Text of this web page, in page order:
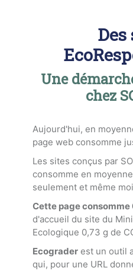
Des
Une
chez
Aujourd'hui, en
page web consomme
Les sites conçus par
consomme en
seulement et même
Cette page consomme
d'accueil du site du
Ecologique 0,73 g de
Ecograder est un outil
qui, pour une URL